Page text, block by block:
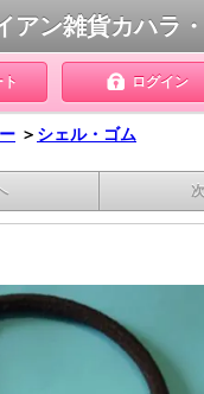
アン雑貨カハラ
ログイン
＞ シェル・ゴム